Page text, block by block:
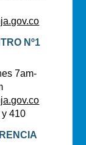
Nº1
7am-
y 410